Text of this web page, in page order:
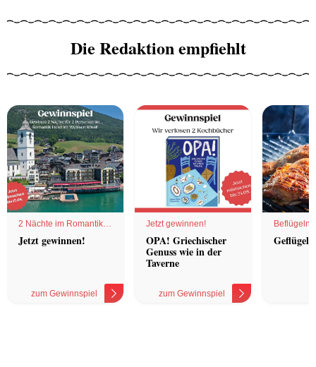
Die Redaktion empfiehlt
2 Nächte im Romantik
Jetzt gewinnen!
zum Gewinnspiel
Jetzt gewinnen!
OPA! Griechischer
Genuss wie in der
Taverne
zum Gewinnspiel
Geflügel